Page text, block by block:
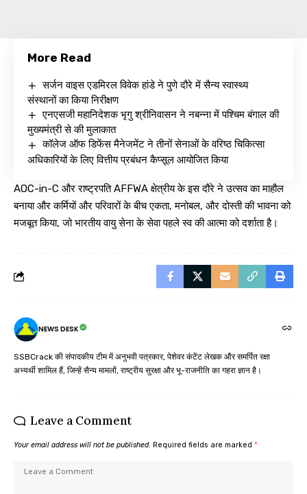
More Read
सर्जन वाइस एडमिरल विवेक हांडे ने पुणे दौरे में सैन्य स्वास्थ्य
संस्थानों का किया निरीक्षण
एनएसजी महानिदेशक भृगु श्रीनिवासन ने नबन्ना में पश्चिम बंगाल की
मुख्यमंत्री से की मुलाकात
कॉलेज ऑफ डिफेंस मैनेजमेंट ने तीनों सेनाओं के वरिष्ठ चिकित्सा
अधिकारियों के लिए वित्तीय प्रबंधन कैप्सूल आयोजित किया
AOC-in-C और राष्ट्रपति AFFWA क्षेत्रीय के इस दौरे ने उत्सव का माहौल
बनाया और कर्मियों और परिवारों के बीच एकता, मनोबल, और दोस्ती की भावना को
मजबूत किया, जो भारतीय वायु सेना के सेवा पहले स्व की आत्मा को दर्शाता है।
NEWS DESK
SSBCrack की संपादकीय टीम में अनुभवी पत्रकार, पेशेवर कंटेंट लेखक और समर्पित रक्षा
अभ्यर्थी शामिल हैं, जिन्हें सैन्य मामलों, राष्ट्रीय सुरक्षा और भू-राजनीति का गहरा ज्ञान है।
Leave a Comment
Your email address will not be published. Required fields are marked *